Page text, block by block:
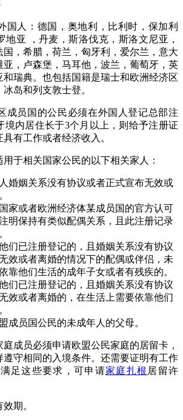
国人：德国，奥地利，比利时，保加利
地亚 ，丹麦，斯洛伐克，斯洛文尼亚，
国，希腊，荷兰，匈牙利，爱尔兰，意大
亚，卢森堡，马耳他，波兰，葡萄牙，英
和瑞典。也包括国籍是瑞士和欧洲经济区
岛和列支敦士登。
成员国的公民必须在外国人登记总部注
境内居住长于3个月以上，则给予注册证
有工作或者经济收入。
于相关国家公民的以下相关家人：
婚姻关系没有协议或者正式宣布无效或
家或者欧洲经济体某成员国的官方认可
明保持有类似配偶关系，且此注册记录
们已注册登记的，且婚姻关系没有协议
效或者离婚的情况下的配偶或伴侣，未
靠他们生活的成年子女或者有残疾的。
们已注册登记的，且婚姻关系没有协议
效或者离婚的，在生活上需要依靠他们
成员国公民的未成年人的父母。
成员必须申请欧盟公民家庭的居留卡，
遵守相同的入境条件。还需要证明有工作
足这些要求，可申请家庭扎根 居留许
期。